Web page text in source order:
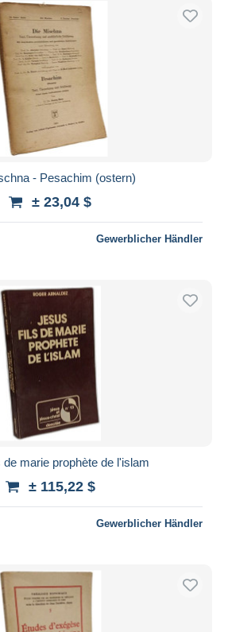
- Pesachim (ostern)
± 23,04 $
Gewerblicher Händler
marie prophète de l'islam
± 115,22 $
Gewerblicher Händler